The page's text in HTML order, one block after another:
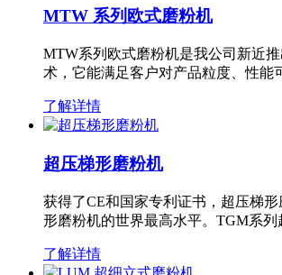
MTW 系列欧式磨粉机
MTW系列欧式磨粉机是我公司新近
术，它能满足客户对产品粒度、性能
了解详情
超压梯形磨粉机
获得了CE和国家专利证书，超压梯
形磨粉机的世界最高水平。TGM系
了解详情